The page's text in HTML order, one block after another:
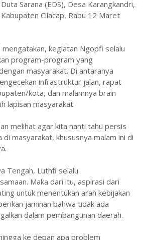
Sarana (EDS), Desa Karangkandri,
Cilacap, Rabu 12 Maret
kegiatan Ngopfi selalu
program-program yang
masyarakat. Di antaranya
infrastruktur jalan, rapat
kota, dan malamnya brain
lapisan masyarakat.
melihat agar kita nanti tahu persis
di masyarakat, khususnya malam ini di
Tengah, Luthfi selalu
Maka dari itu, aspirasi dari
untuk menentukan arah kebijakan
jaminan bahwa tidak ada
dalam pembangunan daerah.
ke depan apa problem